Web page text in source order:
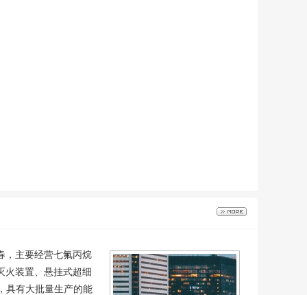
，主要经营七氟丙烷
火装置、悬挂式超细
具有大批量生产的能